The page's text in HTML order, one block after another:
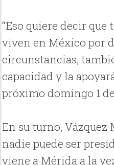
“Eso quiere decir
viven en México por
circunstancias,
capacidad y la
próximo domingo 1
En su turno, Vázquez
nadie puede ser
viene a Mérida a la